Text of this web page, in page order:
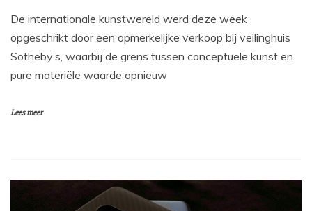
De internationale kunstwereld werd deze week
opgeschrikt door een opmerkelijke verkoop bij veilinghuis
Sotheby’s, waarbij de grens tussen conceptuele kunst en
pure materiële waarde opnieuw
Lees meer